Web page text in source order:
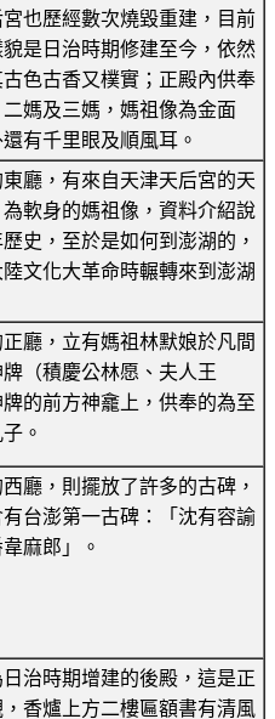
也歷經數次燒毀重建，目前
是日治時期修建至今，依然
色古香又樸實；正殿內供奉
媽及三媽，媽祖像為金面
有千里眼及順風耳。
廳，有來自天津天后宮的天
軟身的媽祖像，資料介紹說
史，至於是如何到澎湖的，
文化大革命時輾轉來到澎湖
廳，立有媽祖林默娘於凡間
（積慶公林愿、夫人王
牌的前方神龕上，供奉的為至
。
廳，則擺放了許多的古碑，
台澎第一古碑：「沈有容諭
麻郎」。
治時期增建的後殿，這是正
香爐上方二樓匾額書有清風